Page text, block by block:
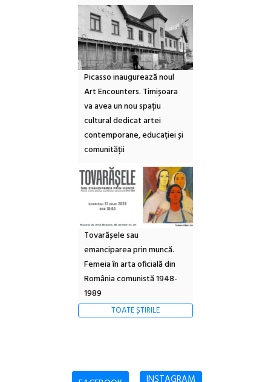
Picasso inaugurează noul
Art Encounters. Timișoara
va avea un nou spațiu
cultural dedicat artei
contemporane, educației și
comunității
Tovarășele sau
emanciparea prin muncă.
Femeia în arta oficială din
România comunistă 1948-
1989
TOATE ȘTIRILE